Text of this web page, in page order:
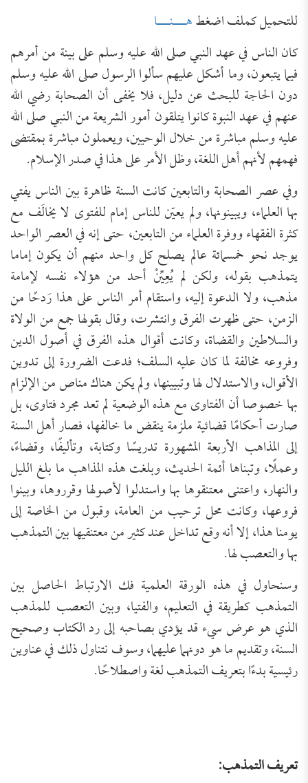
للتحميل كملف اضغطهـــنـــا
كان الناس في عهد النبي صلى الله عليه وسلم على بينة من أمرهم
فيما يتبعون، وما أشكل عليهم سألوا الرسول صلى الله عليه وسلم
دون الحاجة للبحث عن دليل، فلا يخفى أن الصحابة رضي الله
عنهم في عهد النبوة كانوا يتلقون أمور الشريعة من النبي صلى الله
عليه وسلم مباشرة من خلال الوحيين، ويعملون مباشرة بمقتضى
فهمهم لأنهم أهل اللغة، وظل الأمر على هذا في صدر الإسلام.
وفي عصر الصحابة والتابعين كانت السنة ظاهرة بين الناس يفتي
بها العلماء، ويبينونها، ولم يعيّن للناس إمام للفتوى لا يخالَف مع
كثرة الفقهاء ووفرة العلماء من التابعين، حتى إنه في العصر الواحد
يوجد نحو خمسمائة عالم يصلح كل واحد منهم أن يكون إماما
يتمذهب بقوله، ولكن لم يُعِيِّنْ أحد من هؤلاء نفسه لإمامة
مذهب، ولا الدعوة إليه، واستقام أمر الناس على هذا رَدحًا من
الزمن، حتى ظهرت الفرق وانتشرت، وقال بقولها جمع من الولاة
والسلاطين والقضاة، وكانت أقوال هذه الفرق في أصول الدين
وفروعه مخالفة لما كان عليه السلف؛ فدعت الضرورة إلى تدوين
الأقوال، والاستدلال لها وتبيينها، ولم يكن هناك مناص من الإلزام
بها خصوصا أن الفتاوى مع هذه الوضعية لم تعد مجرد فتاوى، بل
صارت أحكامًا قضائية ملزمة ينقض ما خالفها، فصار أهل السنة
إلى المذاهب الأربعة المشهورة تدريسًا وكتابة، وتأليفًا، وقضاءً،
وعملًا، وتبناها أئمة الحديث، وبلغت هذه المذاهب ما بلغ الليل
والنهار، واعتنى معتنقوها بها واستدلوا لأصولها وقرروها، وبينوا
فروعها، وكانت محل ترحيب من العامة، وقبول من الخاصة إلى
يومنا هذا، إلا أنه وقع تداخل عند كثير من معتنقيها بين التمذهب
بها والتعصب لها.
وسنحاول في هذه الورقة العلمية فك الارتباط الحاصل بين
التمذهب كطريقة في التعليم، والفتيا، وبين التعصب للمذهب
الذي هو عرض سيء قد يؤدي بصاحبه إلى رد الكتاب وصحيح
السنة، وتقديم ما هو دونهما عليهما، وسوف نتناول ذلك في عناوين
رئيسية بدءًا بتعريف التمذهب لغة واصطلاحًا.
تعريف التمذهب: